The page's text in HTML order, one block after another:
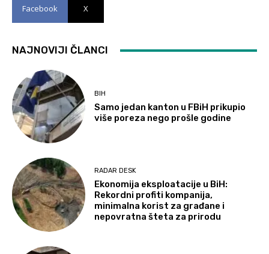
Facebook X
NAJNOVIJI ČLANCI
BIH
Samo jedan kanton u FBiH prikupio
više poreza nego prošle godine
RADAR DESK
Ekonomija eksploatacije u BiH:
Rekordni profiti kompanija,
minimalna korist za građane i
nepovratna šteta za prirodu